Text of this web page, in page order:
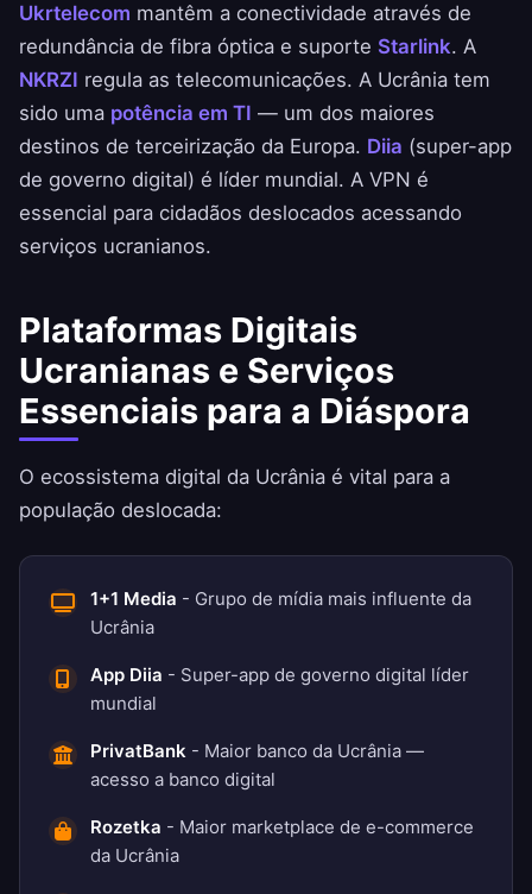
Ukrtelecom mantêm a conectividade através de
redundância de fibra óptica e suporte Starlink. A
NKRZI regula as telecomunicações. A Ucrânia tem
sido uma potência em TI — um dos maiores
destinos de terceirização da Europa. Diia (super-app
de governo digital) é líder mundial. A VPN é
essencial para cidadãos deslocados acessando
serviços ucranianos.
Plataformas Digitais
Ucranianas e Serviços
Essenciais para a Diáspora
O ecossistema digital da Ucrânia é vital para a
população deslocada:
1+1 Media - Grupo de mídia mais influente da
Ucrânia
App Diia - Super-app de governo digital líder
mundial
PrivatBank - Maior banco da Ucrânia —
acesso a banco digital
Rozetka - Maior marketplace de e-commerce
da Ucrânia